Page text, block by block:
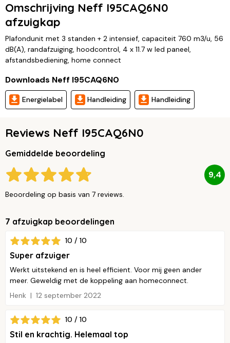
Omschrijving Neff I95CAQ6N0
afzuigkap
Plafondunit met 3 standen + 2 intensief, capaciteit 760 m3/u, 56
dB(A), randafzuiging, hoodcontrol, 4 x 11.7 w led paneel,
afstandsbediening, home connect
Downloads Neff I95CAQ6N0
Energielabel Handleiding Handleiding
Reviews Neff I95CAQ6N0
Gemiddelde beoordeling
9,4
Beoordeling op basis van 7 reviews.
7 afzuigkap beoordelingen
10 / 10
Super afzuiger
Werkt uitstekend en is heel efficient. Voor mij geen ander
meer. Geweldig met de koppeling aan homeconnect.
Henk
12 september 2022
10 / 10
Stil en krachtig. Helemaal top